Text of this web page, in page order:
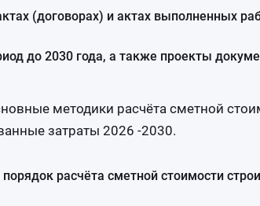
(договорах) и актах выполненных
до 2030 года, а также проекты
методики расчёта сметной
затраты 2026 -2030.
расчёта сметной стоимости